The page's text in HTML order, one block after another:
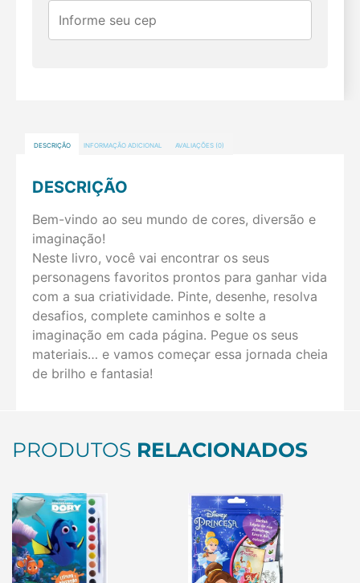
DESCRIÇÃO INFORMAÇÃO ADICIONAL AVALIAÇÕES (0)
DESCRIÇÃO
Bem-vindo ao seu mundo de cores, diversão e
imaginação!
Neste livro, você vai encontrar os seus
personagens favoritos prontos para ganhar vida
com a sua criatividade. Pinte, desenhe, resolva
desafios, complete caminhos e solte a
imaginação em cada página. Pegue os seus
materiais… e vamos começar essa jornada cheia
de brilho e fantasia!
PRODUTOS RELACIONADOS